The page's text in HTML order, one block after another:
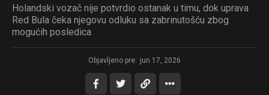
Holandski vozač nije potvrdio ostanak u timu, dok uprava
Red Bula čeka njegovu odluku sa zabrinutošću zbog
mogućih posledica
Objavljeno pre: jun 17, 2026